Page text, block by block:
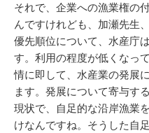
それで、企業への漁業権の
んですけれども、加瀬先生
優先順位について、水産庁
す。利用の程度が低くなっ
情に即して、水産業の発展
ます。発展について寄与す
現状で、自足的な沿岸漁業
けなんですね。そうした自